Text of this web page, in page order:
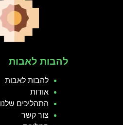
להבות לאבות
להבות לאבות
אודות
התהליכים שלנו
צור קשר